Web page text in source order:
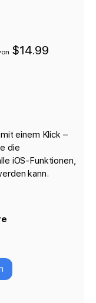
$14.99
einem Klick –
die
iOS-Funktionen,
kann.